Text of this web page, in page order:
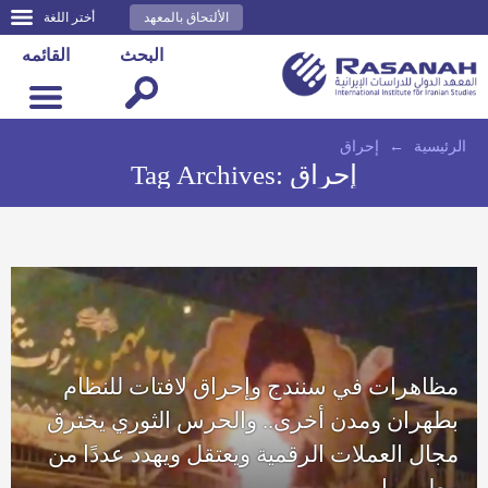
أختر اللغة الألتحاق بالمعهد
القائمه البحث
الرئيسية ← إحراق
Tag Archives: إحراق
مظاهرات في سنندج وإحراق لافتات للنظام
بطهران ومدن أخرى.. والحرس الثوري يخترق
مجال العملات الرقمية ويعتقل ويهدد عددًا من